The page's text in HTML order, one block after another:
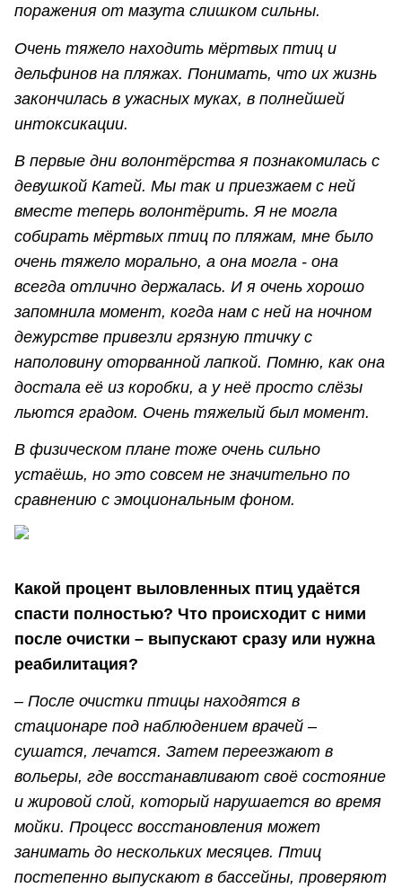
поражения от мазута слишком сильны.
Очень тяжело находить мёртвых птиц и
дельфинов на пляжах. Понимать, что их жизнь
закончилась в ужасных муках, в полнейшей
интоксикации.
В первые дни волонтёрства я познакомилась с
девушкой Катей. Мы так и приезжаем с ней
вместе теперь волонтёрить. Я не могла
собирать мёртвых птиц по пляжам, мне было
очень тяжело морально, а она могла - она
всегда отлично держалась. И я очень хорошо
запомнила момент, когда нам с ней на ночном
дежурстве привезли грязную птичку с
наполовину оторванной лапкой. Помню, как она
достала её из коробки, а у неё просто слёзы
льются градом. Очень тяжелый был момент.
В физическом плане тоже очень сильно
устаёшь, но это совсем не значительно по
сравнению с эмоциональным фоном.
Какой процент выловленных птиц удаётся
спасти полностью? Что происходит с ними
после очистки – выпускают сразу или нужна
реабилитация?
– После очистки птицы находятся в
стационаре под наблюдением врачей –
сушатся, лечатся. Затем переезжают в
вольеры, где восстанавливают своё состояние
и жировой слой, который нарушается во время
мойки. Процесс восстановления может
занимать до нескольких месяцев. Птиц
постепенно выпускают в бассейны, проверяют